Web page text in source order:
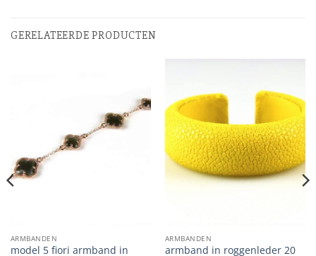
GERELATEERDE PRODUCTEN
ARMBANDEN
model 5 fiori armband in
ARMBANDEN
armband in roggenleder 20